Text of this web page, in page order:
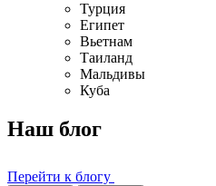
Турция
Египет
Вьетнам
Таиланд
Мальдивы
Куба
Наш блог
Перейти к блогу